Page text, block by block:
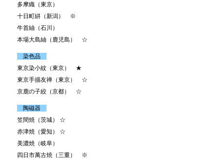
多摩織（東京）
十日町絣（新潟） ※
牛首紬（石川）
本場大島紬（鹿児島） ☆
染色品
東京染小紋（東京） ★
東京手描友禅（東京） ☆
京鹿の子絞（京都） ☆
陶磁器
笠間焼（茨城） ☆
赤津焼（愛知） ☆
美濃焼（岐阜）
四日市萬古焼（三重） ※